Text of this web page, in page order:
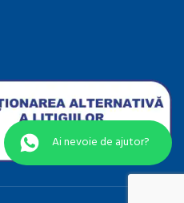
Ai nevoie de ajutor?